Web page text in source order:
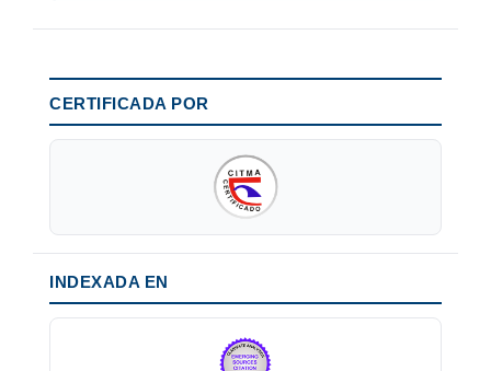
CERTIFICADA POR
INDEXADA EN